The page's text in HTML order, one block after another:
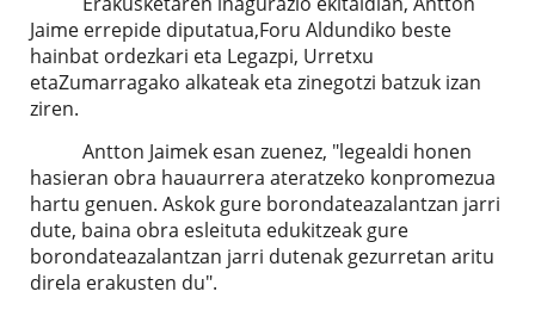
Jaime errepide diputatua,Foru Aldundiko beste
hainbat ordezkari eta Legazpi, Urretxu
etaZumarragako alkateak eta zinegotzi batzuk izan
ziren.
Antton Jaimek esan zuenez, "legealdi honen
hasieran obra hauaurrera ateratzeko konpromezua
hartu genuen. Askok gure borondateazalantzan jarri
dute, baina obra esleituta edukitzeak gure
borondateazalantzan jarri dutenak gezurretan aritu
direla erakusten du".